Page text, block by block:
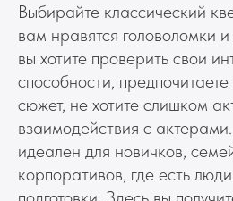
Выбирайте классический
вам нравятся головоломки
вы хотите проверить свои
способности,
сюжет, не хотите слишком
взаимодействия с
идеален для новичков,
корпоративов, где есть